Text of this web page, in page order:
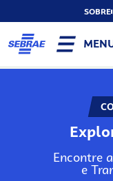
SOBRE
Encontre
e